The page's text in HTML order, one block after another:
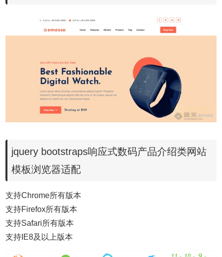
jquery bootstraps响应式数码产品介绍类网站
模板浏览器适配
支持Chrome所有版本
支持Firefox所有版本
支持Safari所有版本
支持IE8及以上版本